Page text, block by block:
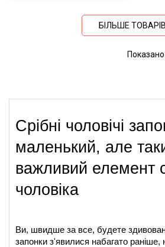
БІЛЬШЕ ТОВАРІВ
Показано
Срібні чоловічі
маленький, але
важливий елемент
чоловіка
Ви, швидше за все, будете
запонки з'явилися набагато раніше,